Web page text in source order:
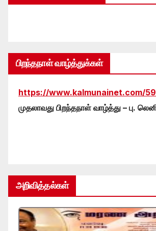
பிறந்தநாள் வாழ்த்துக்கள்
https://www.kalmunainet.com/
முதலாவது பிறந்தநாள் வாழ்த்து – பு.
அறிவித்தல்கள்